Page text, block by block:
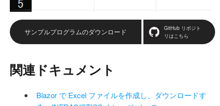
サンプルプログラムのダウンロード
GitHub リポジト
リはこちら
関連ドキュメント
Blazor で Excel ファイルを作成し、ダウンロードす